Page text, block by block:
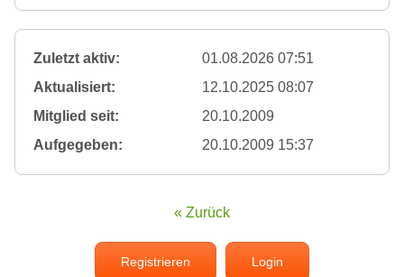
Zuletzt aktiv:
01.08.2026 07:51
Aktualisiert:
12.10.2025 08:07
Mitglied seit:
20.10.2009
Aufgegeben:
20.10.2009 15:37
« Zurück
Registrieren Login